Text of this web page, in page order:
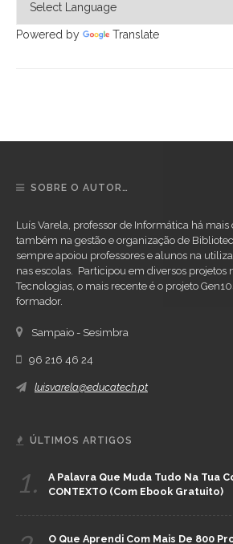
Powered by Translate
SOBRE O AUTOR…
Luís Varela, professor de Informática há mais
também na gestão e organização de
sempre apoiou professores e alunos na
nas escolas. Participou em diversos projetos
Tecnologias, o mais recente é o projeto
formador.
Sampaio - Sesimbra
96 216 46 24
luisvarela@educatech.pt
ÚLTIMOS ARTIGOS
1.
A Palavra Que Muda Tudo Na Tua
CONTEXTO (com Ebook Gratuito)
O Que Aprendi Com Mais De 800